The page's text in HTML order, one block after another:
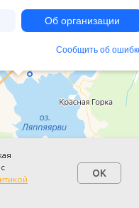
ШХЕРАМ OK
Написать нам